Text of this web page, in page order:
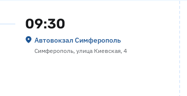
09:30
Автовокзал Симферополь
Симферополь, улица Киевская, 4